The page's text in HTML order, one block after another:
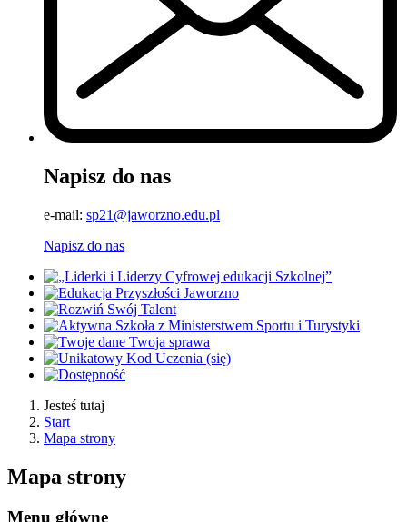
Napisz do nas
e-mail: sp21@jaworzno.edu.pl
Napisz do nas
Jesteś tutaj
Start
Mapa strony
Mapa strony
Menu główne